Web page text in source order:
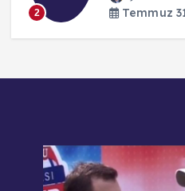
Şerif